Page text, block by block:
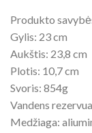
Produkto
Gylis: 23 cm
Aukštis: 23,8 cm
Plotis: 10,7 cm
Svoris: 854g
Vandens
Medžiaga: